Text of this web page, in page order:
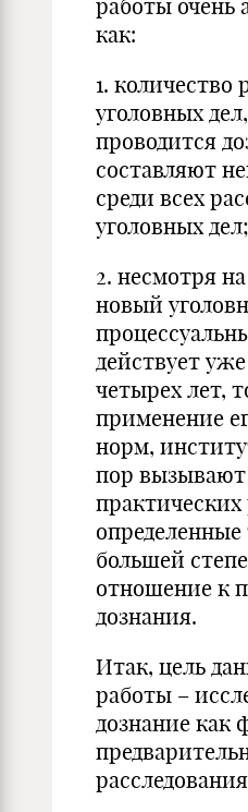
работы очень
как:
1. количество
уголовных
проводится
составляют
среди всех
уголовных дел;
2. несмотря
новый
действует
четырех лет,
применение
норм,
пор вызывают
большей
отношение к
дознания.
Итак, цель
работы –
дознание как